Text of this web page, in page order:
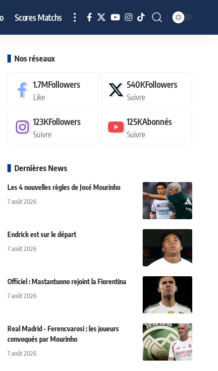
Scores Matchs
Nos réseaux
1.7MFollowers
Like
540KFollowers
Suivre
123KFollowers
Suivre
125KAbonnés
Suivre
Dernières News
Les 4 nouvelles règles de José Mourinho
7 août 2026
Endrick est sur le départ
7 août 2026
Officiel : Mastantuono rejoint la Fiorentina
7 août 2026
Real Madrid - Ferencvarosi : les joueurs
convoqués par Mourinho
7 août 2026